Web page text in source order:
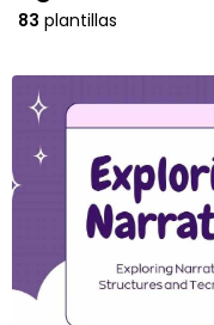
83 plantillas